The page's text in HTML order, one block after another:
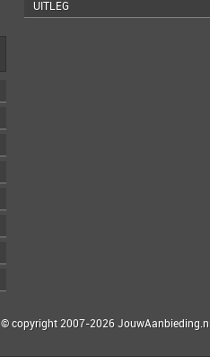
UITLEG
© copyright 2007-2026 JouwAanbieding.nl